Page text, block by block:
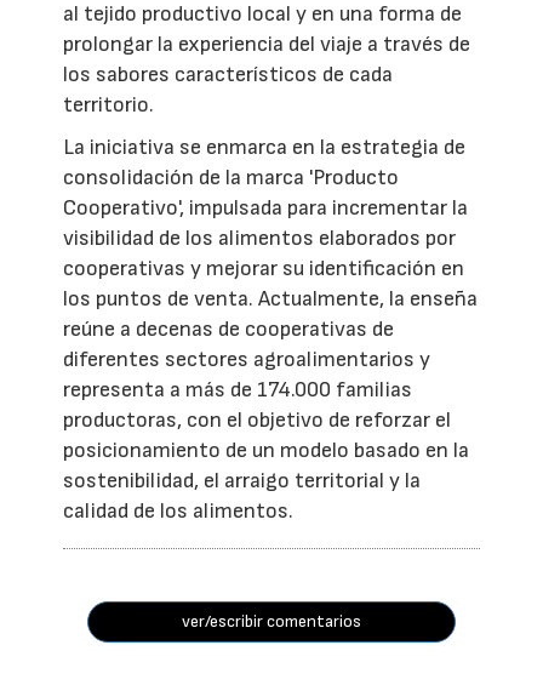
al tejido productivo local y en una forma de
prolongar la experiencia del viaje a través de
los sabores característicos de cada
territorio.
La iniciativa se enmarca en la estrategia de
consolidación de la marca 'Producto
Cooperativo', impulsada para incrementar la
visibilidad de los alimentos elaborados por
cooperativas y mejorar su identificación en
los puntos de venta. Actualmente, la enseña
reúne a decenas de cooperativas de
diferentes sectores agroalimentarios y
representa a más de 174.000 familias
productoras, con el objetivo de reforzar el
posicionamiento de un modelo basado en la
sostenibilidad, el arraigo territorial y la
calidad de los alimentos.
ver/escribir comentarios